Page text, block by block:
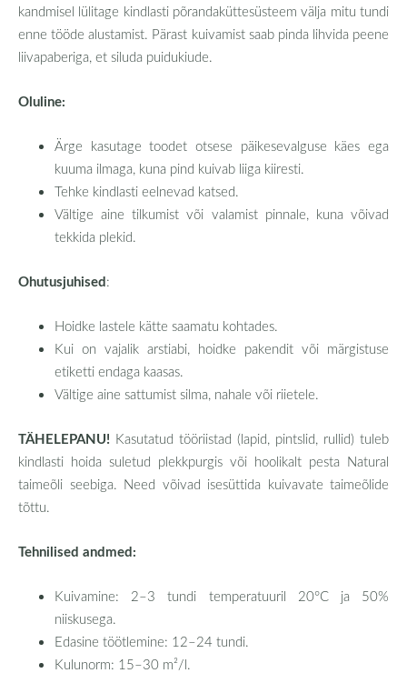
kandmisel lülitage kindlasti põrandaküttesüsteem välja mitu tundi
enne tööde alustamist. Pärast kuivamist saab pinda lihvida peene
liivapaberiga, et siluda puidukiude.
Oluline:
Ärge kasutage toodet otsese päikesevalguse käes ega
kuuma ilmaga, kuna pind kuivab liiga kiiresti.
Tehke kindlasti eelnevad katsed.
Vältige aine tilkumist või valamist pinnale, kuna võivad
tekkida plekid.
Ohutusjuhised:
Hoidke lastele kätte saamatu kohtades.
Kui on vajalik arstiabi, hoidke pakendit või märgistuse
etiketti endaga kaasas.
Vältige aine sattumist silma, nahale või riietele.
TÄHELEPANU! Kasutatud tööriistad (lapid, pintslid, rullid) tuleb
kindlasti hoida suletud plekkpurgis või hoolikalt pesta Natural
taimeõli seebiga. Need võivad isesüttida kuivavate taimeõlide
tõttu.
Tehnilised andmed:
Kuivamine: 2–3 tundi temperatuuril 20°C ja 50%
niiskusega.
Edasine töötlemine: 12–24 tundi.
Kulunorm: 15–30 m²/l.